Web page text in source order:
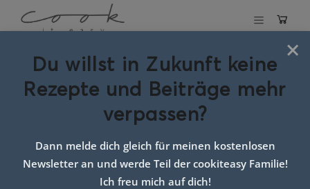
Schlagwort:
rezepte kartoffel
×
Du willst in Zukunft keine
Rezepte und Beiträge mehr
verpassen?
Dann melde dich gleich für meinen kostenlosen
Newsletter an und werde Teil der cookiteasy Familie!
Ich freu mich auf dich!